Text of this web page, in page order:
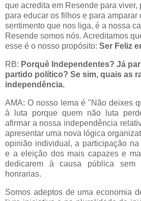
que acredita em Resende para viver,
para educar os filhos e para amparar
sentimento que nos liga, é a nossa
Resende somos nós. Acreditamos
esse é o nosso propósito: Ser Feliz
RB: Porquê Independentes? Já
partido político? Se sim, quais as
independência.
AMA: O nosso lema é "Não deixes
à luta porque quem não luta
afirmar a nossa independência
apresentar uma nova lógica
opinião individual, a participação
e a eleição dos mais capazes e
dedicarem à causa pública sem
honrarias.
Somos adeptos de uma economia